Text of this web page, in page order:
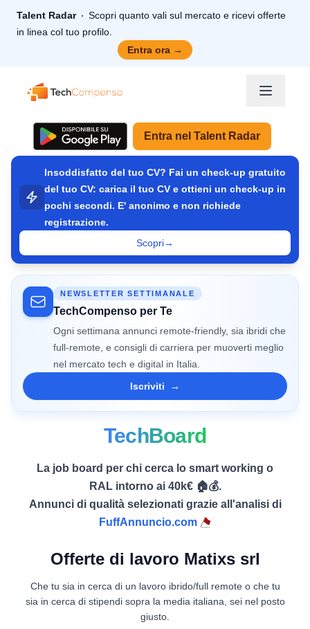
Talent Radar
Scopri quanto vali sul mercato e ricevi offerte
in linea col tuo profilo.
Entra ora →
TechCompenso
Entra nel Talent Radar
Insoddisfatto del tuo CV? Fai un check-up gratuito
del tuo CV: carica il tuo CV e ottieni un check-up in
pochi secondi. E' anonimo e non richiede
registrazione.
Scopri→
NEWSLETTER SETTIMANALE
TechCompenso per Te
Ogni settimana annunci remote-friendly, sia ibridi che
full-remote, e consigli di carriera per muoverti meglio
nel mercato tech e digital in Italia.
Iscriviti
→
TechBoard
La job board per chi cerca lo smart working o
RAL intorno ai 40k€ 🏠💰.
Annunci di qualità selezionati grazie all'analisi di
FuffAnnuncio.com
Offerte di lavoro Matixs srl
Che tu sia in cerca di un lavoro ibrido/full remote o che tu
sia in cerca di stipendi sopra la media italiana, sei nel posto
giusto.